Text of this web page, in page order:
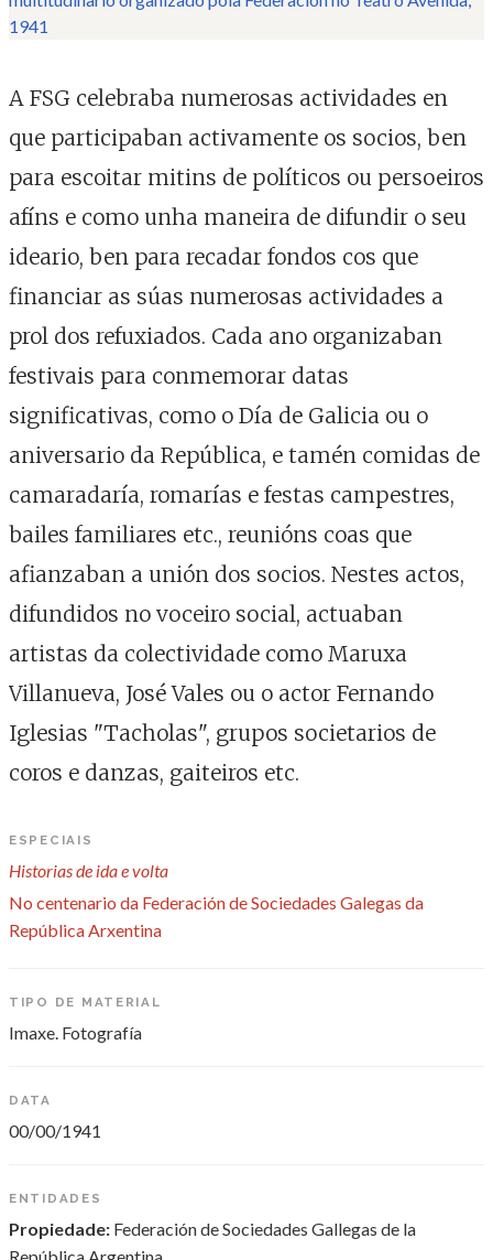
A FSG celebraba numerosas actividades en
que participaban activamente os socios, ben
para escoitar mitins de políticos ou persoeiros
afíns e como unha maneira de difundir o seu
ideario, ben para recadar fondos cos que
financiar as súas numerosas actividades a
prol dos refuxiados. Cada ano organizaban
festivais para conmemorar datas
significativas, como o Día de Galicia ou o
aniversario da República, e tamén comidas de
camaradaría, romarías e festas campestres,
bailes familiares etc., reunións coas que
afianzaban a unión dos socios. Nestes actos,
difundidos no voceiro social, actuaban
artistas da colectividade como Maruxa
Villanueva, José Vales ou o actor Fernando
Iglesias "Tacholas", grupos societarios de
coros e danzas, gaiteiros etc.
ESPECIAIS
Historias de ida e volta
No centenario da Federación de Sociedades Galegas da
República Arxentina
TIPO DE MATERIAL
Imaxe. Fotografía
DATA
00/00/1941
ENTIDADES
Propiedade: Federación de Sociedades Gallegas de la